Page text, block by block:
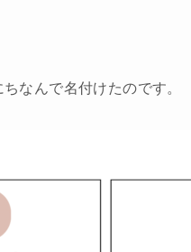
ちなんで名付けたのです。